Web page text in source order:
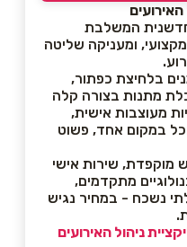
המשלבת
ומעניקה שליטה
בלחיצת כפתור,
מתנות בצורה קלה
מעוצבות אישית,
במקום אחד, פשוט
מוקפדת, שירות אישי
מתקדמים,
נשכח - במחיר נגיש
ניהול האירועים